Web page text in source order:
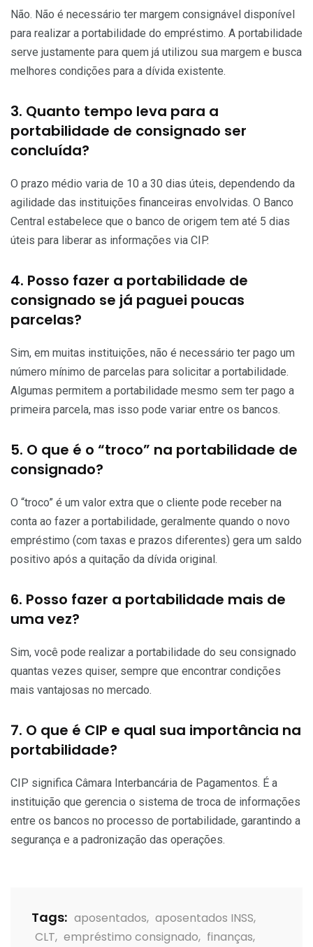
Não. Não é necessário ter margem consignável disponível
para realizar a portabilidade do empréstimo. A portabilidade
serve justamente para quem já utilizou sua margem e busca
melhores condições para a dívida existente.
3. Quanto tempo leva para a
portabilidade de consignado ser
concluída?
O prazo médio varia de 10 a 30 dias úteis, dependendo da
agilidade das instituições financeiras envolvidas. O Banco
Central estabelece que o banco de origem tem até 5 dias
úteis para liberar as informações via CIP.
4. Posso fazer a portabilidade de
consignado se já paguei poucas
parcelas?
Sim, em muitas instituições, não é necessário ter pago um
número mínimo de parcelas para solicitar a portabilidade.
Algumas permitem a portabilidade mesmo sem ter pago a
primeira parcela, mas isso pode variar entre os bancos.
5. O que é o “troco” na portabilidade de
consignado?
O “troco” é um valor extra que o cliente pode receber na
conta ao fazer a portabilidade, geralmente quando o novo
empréstimo (com taxas e prazos diferentes) gera um saldo
positivo após a quitação da dívida original.
6. Posso fazer a portabilidade mais de
uma vez?
Sim, você pode realizar a portabilidade do seu consignado
quantas vezes quiser, sempre que encontrar condições
mais vantajosas no mercado.
7. O que é CIP e qual sua importância na
portabilidade?
CIP significa Câmara Interbancária de Pagamentos. É a
instituição que gerencia o sistema de troca de informações
entre os bancos no processo de portabilidade, garantindo a
segurança e a padronização das operações.
Tags: aposentados, aposentados INSS,
CLT, empréstimo consignado, finanças,